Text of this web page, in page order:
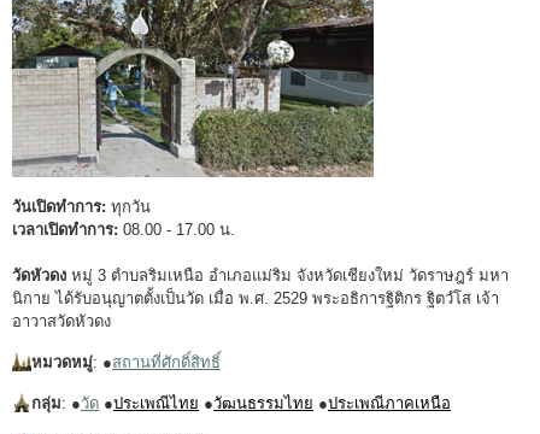
วันเปิดทำการ: ทุกวัน
เวลาเปิดทำการ: 08.00 - 17.00 น.
วัดหัวดง หมู่ 3 ตำบลริมเหนือ อำเภอแม่ริม จังหวัดเชียงใหม่ วัดราษฎร์ มหา
นิกาย ได้รับอนุญาตตั้งเป็นวัด เมื่อ พ.ศ. 2529 พระอธิการฐิติกร ฐิตวํโส เจ้า
อาวาสวัดหัวดง
หมวดหมู่: ●สถานที่ศักดิ์สิทธิ์
กลุ่ม: ●วัด ●ประเพณีไทย ●วัฒนธรรมไทย ●ประเพณีภาคเหนือ